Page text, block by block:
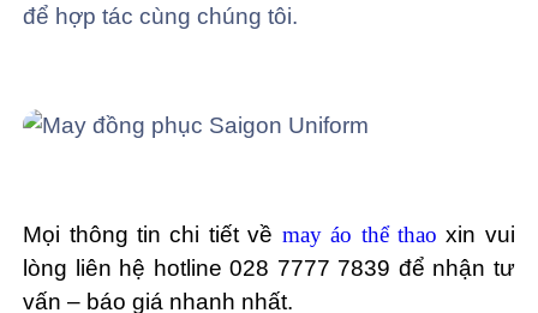
để hợp tác cùng chúng tôi.
Mọi thông tin chi tiết về may áo thể thao xin vui
lòng liên hệ hotline 028 7777 7839 để nhận tư
vấn – báo giá nhanh nhất.